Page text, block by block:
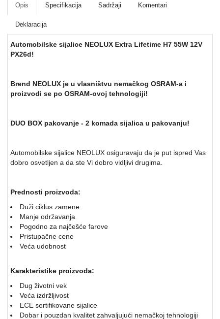
Opis Specifikacija Sadržaji Komentari
Deklaracija
Automobilske sijalice NEOLUX Extra Lifetime H7 55W 12V
PX26d!
Brend NEOLUX je u vlasništvu nemačkog OSRAM-a i
proizvodi se po OSRAM-ovoj tehnologiji!
DUO BOX pakovanje - 2 komada sijalica u pakovanju!
Automobilske sijalice NEOLUX osiguravaju da je put ispred Vas
dobro osvetljen a da ste Vi dobro vidljivi drugima.
Prednosti proizvoda:
Duži ciklus zamene
Manje održavanja
Pogodno za najčešće farove
Pristupačne cene
Veća udobnost
Karakteristike proizvoda:
Dug životni vek
Veća izdržljivost
ECE sertifikovane sijalice
Dobar i pouzdan kvalitet zahvaljujući nemačkoj tehnologiji